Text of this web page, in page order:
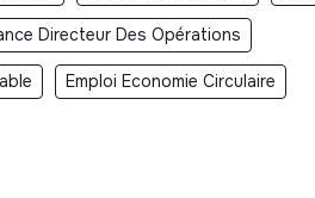
Directeur Des Opérations
Emploi Economie Circulaire